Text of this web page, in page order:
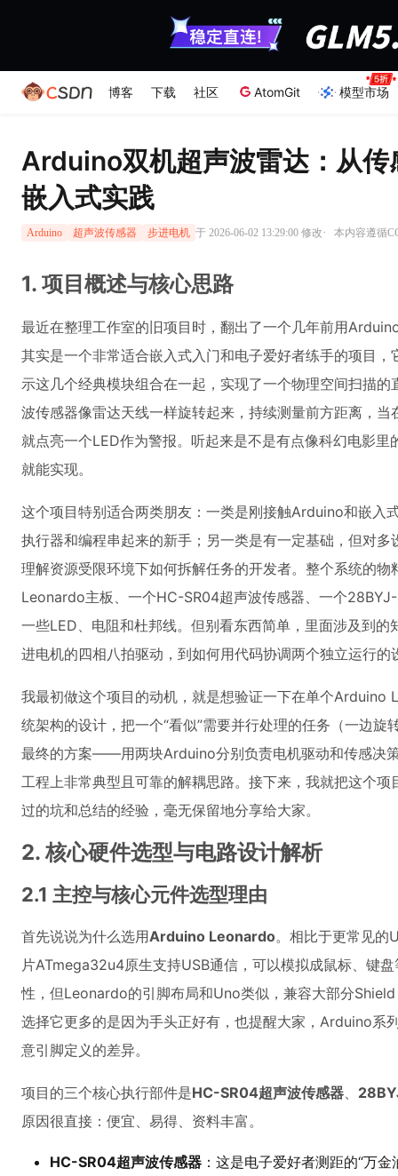
博客 下载 社区 AtomGit 模型市场
Arduino双机超声波雷达：从传
嵌入式实践
Arduino 超声波传感器 步进电机 于 2026-06-02 13:29:00 修改· 本内容遵循
1. 项目概述与核心思路
最近在整理工作室的旧项目时，翻出了一个几年前用
其实是一个非常适合嵌入式入门和电子爱好者练手的项目
示这几个经典模块组合在一起，实现了一个物理空间扫描
波传感器像雷达天线一样旋转起来，持续测量前方距离，
就点亮一个LED作为警报。听起来是不是有点像科幻电影
就能实现。
这个项目特别适合两类朋友：一类是刚接触Arduino和嵌入
执行器和编程串起来的新手；另一类是有一定基础，但对
理解资源受限环境下如何拆解任务的开发者。整个系统的
Leonardo主板、一个HC-SR04超声波传感器、一个
一些LED、电阻和杜邦线。但别看东西简单，里面涉及到
进电机的四相八拍驱动，到如何用代码协调两个独立运行
我最初做这个项目的动机，就是想验证一下在单个Arduino
统架构的设计，把一个“看似”需要并行处理的任务（一边
最终的方案——用两块Arduino分别负责电机驱动和传感决
工程上非常典型且可靠的解耦思路。接下来，我就把这个
过的坑和总结的经验，毫无保留地分享给大家。
2. 核心硬件选型与电路设计解析
2.1 主控与核心元件选型理由
首先说说为什么选用Arduino Leonardo。相比于更常见的
片ATmega32u4原生支持USB通信，可以模拟成鼠标、键
性，但Leonardo的引脚布局和Uno类似，兼容大部分
选择它更多的是因为手头正好有，也提醒大家，Arduino系
意引脚定义的差异。
项目的三个核心执行部件是HC-SR04超声波传感器、
原因很直接：便宜、易得、资料丰富。
HC-SR04超声波传感器 ：这是电子爱好者测距的“万